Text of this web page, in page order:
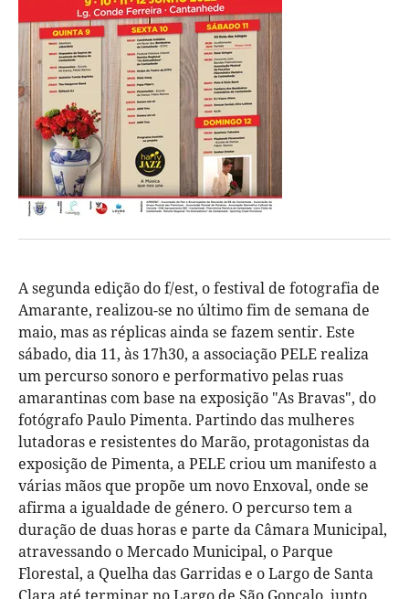
A segunda edição do f/est, o festival de fotografia de
Amarante, realizou-se no último fim de semana de
maio, mas as réplicas ainda se fazem sentir. Este
sábado, dia 11, às 17h30, a associação PELE realiza
um percurso sonoro e performativo pelas ruas
amarantinas com base na exposição "As Bravas", do
fotógrafo Paulo Pimenta. Partindo das mulheres
lutadoras e resistentes do Marão, protagonistas da
exposição de Pimenta, a PELE criou um manifesto a
várias mãos que propõe um novo Enxoval, onde se
afirma a igualdade de género. O percurso tem a
duração de duas horas e parte da Câmara Municipal,
atravessando o Mercado Municipal, o Parque
Florestal, a Quelha das Garridas e o Largo de Santa